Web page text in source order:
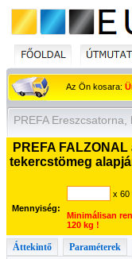
Az Ön kosara:
PREFA
PREFA
tekercstömeg
Mennyiség:
x 60
Minimálisan
120 kg !
Áttekintő Paraméterek